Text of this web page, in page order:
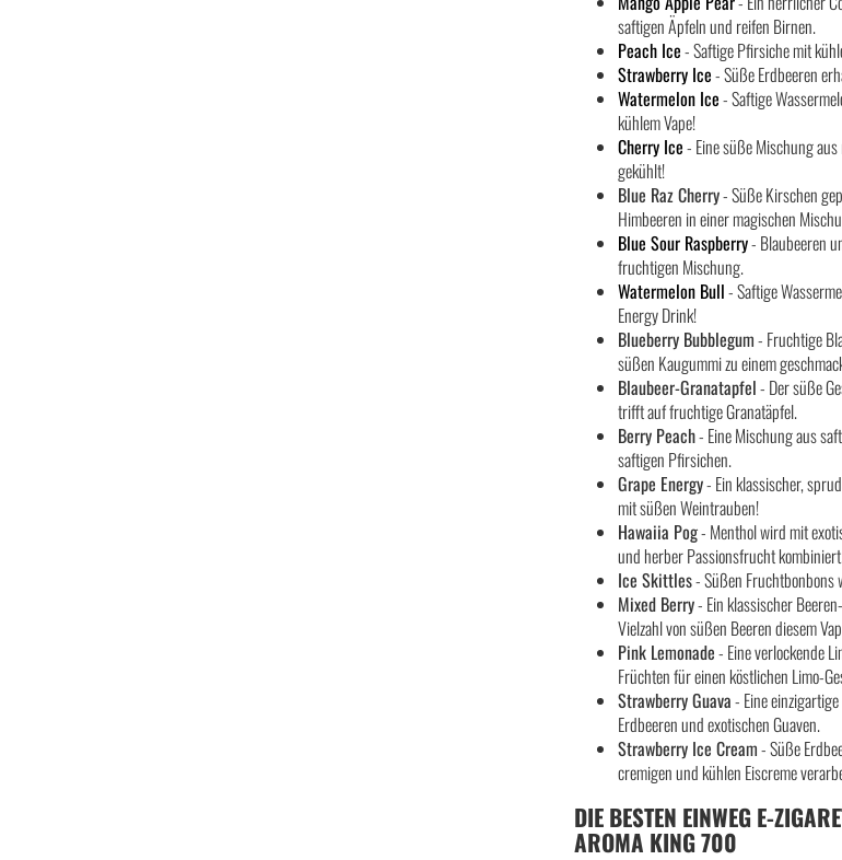
saftigen Äpfeln und reifen Birnen.
Peach Ice- Saftige Pfirsiche mit
Strawberry Ice- Süße Erdbeeren
Watermelon Ice- Saftige
kühlem Vape!
Cherry Ice- Eine süße Mischung
gekühlt!
Blue Raz Cherry- Süße Kirschen
Himbeeren in einer magischen
Blue Sour Raspberry- Blaubeeren
fruchtigen Mischung.
Watermelon Bull- Saftige
Energy Drink!
Blueberry Bubblegum- Fruchtige
süßen Kaugummi zu einem
Blaubeer-Granatapfel- Der süße
trifft auf fruchtige Granatäpfel.
Berry Peach- Eine Mischung aus
saftigen Pfirsichen.
Grape Energy- Ein klassischer,
mit süßen Weintrauben!
Hawaiia Pog- Menthol wird mit
und herber Passionsfrucht
Ice Skittles- Süßen Fruchtbonbons
Mixed Berry- Ein klassischer
Vielzahl von süßen Beeren diesem
Pink Lemonade- Eine verlockende
Früchten für einen köstlichen Limo-
Strawberry Guava- Eine
Erdbeeren und exotischen Guaven.
Strawberry Ice Cream- Süße
cremigen und kühlen Eiscreme
DIE BESTEN EINWEG E-
AROMA KING 700